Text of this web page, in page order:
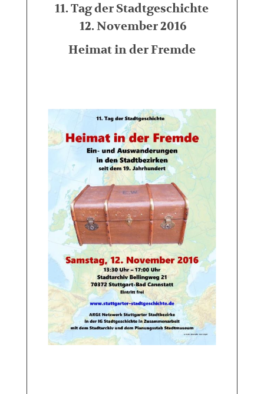
11. Tag der Stadtgeschichte
12. November 2016
Heimat in der Fremde